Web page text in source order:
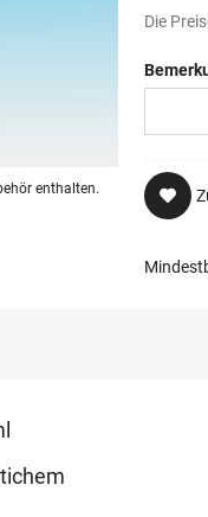
enthalten.
Die